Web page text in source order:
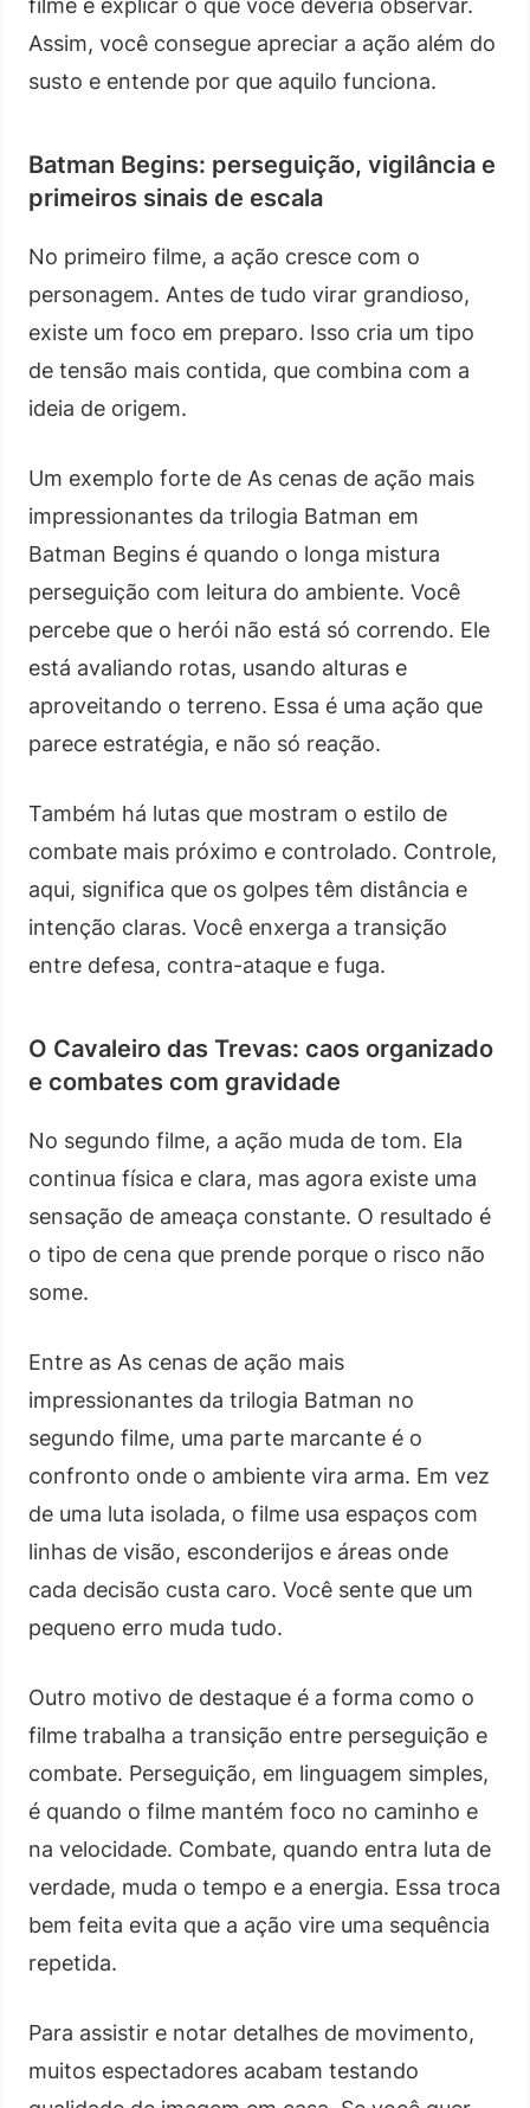
filme e explicar o que você deveria observar.
Assim, você consegue apreciar a ação além do
susto e entende por que aquilo funciona.
Batman Begins: perseguição, vigilância e
primeiros sinais de escala
No primeiro filme, a ação cresce com o
personagem. Antes de tudo virar grandioso,
existe um foco em preparo. Isso cria um tipo
de tensão mais contida, que combina com a
ideia de origem.
Um exemplo forte de As cenas de ação mais
impressionantes da trilogia Batman em
Batman Begins é quando o longa mistura
perseguição com leitura do ambiente. Você
percebe que o herói não está só correndo. Ele
está avaliando rotas, usando alturas e
aproveitando o terreno. Essa é uma ação que
parece estratégia, e não só reação.
Também há lutas que mostram o estilo de
combate mais próximo e controlado. Controle,
aqui, significa que os golpes têm distância e
intenção claras. Você enxerga a transição
entre defesa, contra-ataque e fuga.
O Cavaleiro das Trevas: caos organizado
e combates com gravidade
No segundo filme, a ação muda de tom. Ela
continua física e clara, mas agora existe uma
sensação de ameaça constante. O resultado é
o tipo de cena que prende porque o risco não
some.
Entre as As cenas de ação mais
impressionantes da trilogia Batman no
segundo filme, uma parte marcante é o
confronto onde o ambiente vira arma. Em vez
de uma luta isolada, o filme usa espaços com
linhas de visão, esconderijos e áreas onde
cada decisão custa caro. Você sente que um
pequeno erro muda tudo.
Outro motivo de destaque é a forma como o
filme trabalha a transição entre perseguição e
combate. Perseguição, em linguagem simples,
é quando o filme mantém foco no caminho e
na velocidade. Combate, quando entra luta de
verdade, muda o tempo e a energia. Essa troca
bem feita evita que a ação vire uma sequência
repetida.
Para assistir e notar detalhes de movimento,
muitos espectadores acabam testando